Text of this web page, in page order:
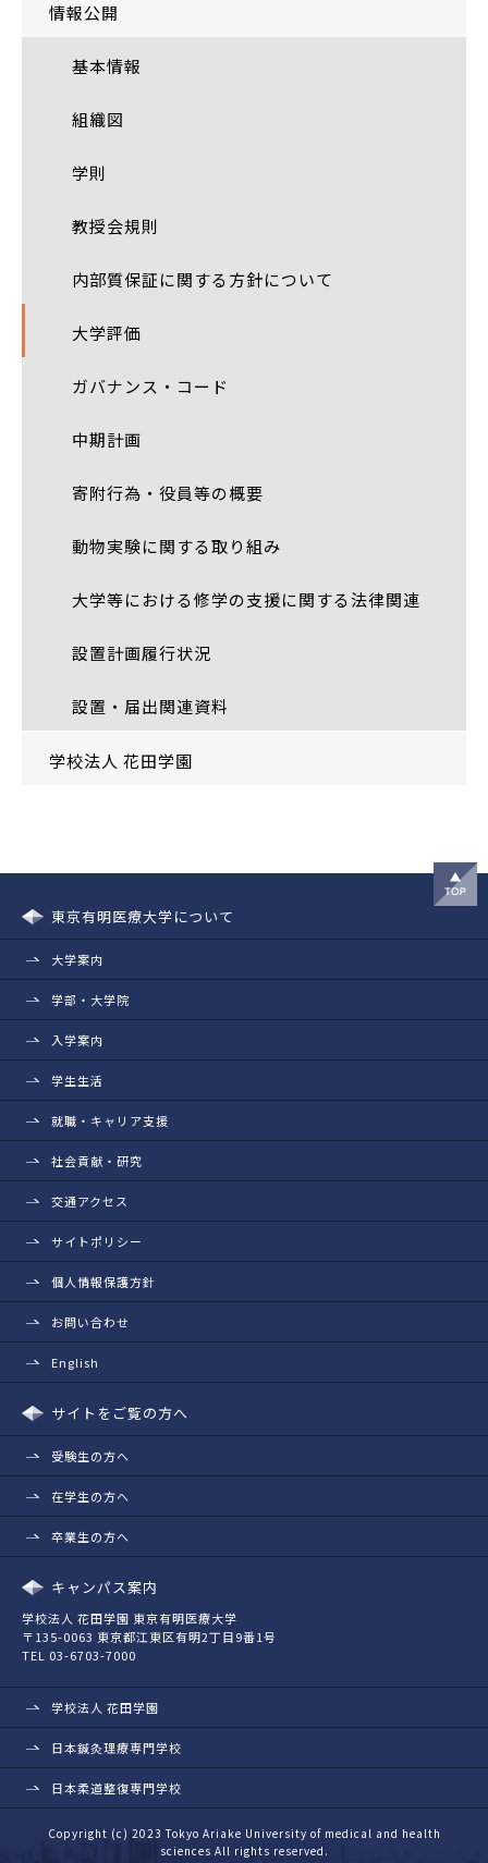
情報公開
基本情報
組織図
学則
教授会規則
内部質保証に関する方針について
大学評価
ガバナンス・コード
中期計画
寄附行為・役員等の概要
動物実験に関する取り組み
大学等における修学の支援に関する法律関連
設置計画履行状況
設置・届出関連資料
学校法人 花田学園
東京有明医療大学について
大学案内
学部・大学院
入学案内
学生生活
就職・キャリア支援
社会貢献・研究
交通アクセス
サイトポリシー
個人情報保護方針
お問い合わせ
English
サイトをご覧の方へ
受験生の方へ
在学生の方へ
卒業生の方へ
キャンパス案内
学校法人 花田学園 東京有明医療大学
〒135-0063 東京都江東区有明2丁目9番1号
TEL 03-6703-7000
学校法人 花田学園
日本鍼灸理療専門学校
日本柔道整復専門学校
Copyright (c) 2023 Tokyo Ariake University of medical and health
sciences All rights reserved.